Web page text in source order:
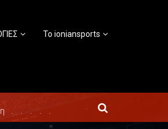
Το ioniansports